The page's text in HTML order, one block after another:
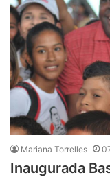
Mariana Torrelles
Inaugurada